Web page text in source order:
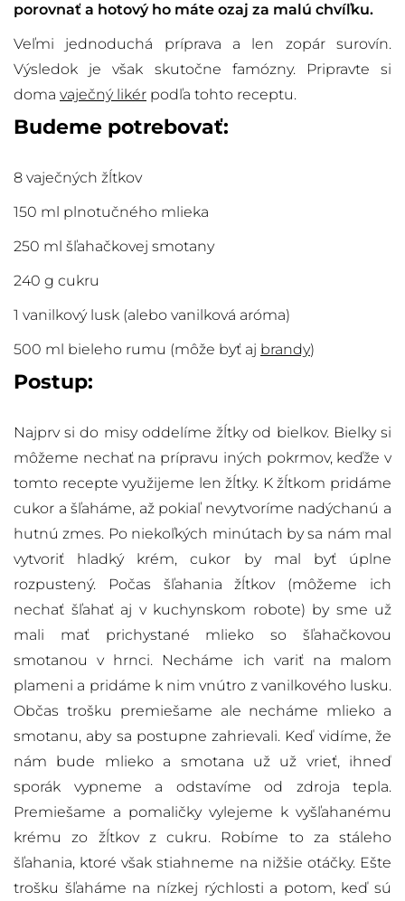
porovnať a hotový ho máte ozaj za malú chvíľku.
Veľmi jednoduchá príprava a len zopár surovín.
Výsledok je však skutočne famózny. Pripravte si
doma vaječný likér podľa tohto receptu.
Budeme potrebovať:
8 vaječných žĺtkov
150 ml plnotučného mlieka
250 ml šľahačkovej smotany
240 g cukru
1 vanilkový lusk (alebo vanilková aróma)
500 ml bieleho rumu (môže byť aj brandy)
Postup:
Najprv si do misy oddelíme žĺtky od bielkov. Bielky si
môžeme nechať na prípravu iných pokrmov, keďže v
tomto recepte využijeme len žĺtky. K žĺtkom pridáme
cukor a šľaháme, až pokiaľ nevytvoríme nadýchanú a
hutnú zmes. Po niekoľkých minútach by sa nám mal
vytvoriť hladký krém, cukor by mal byť úplne
rozpustený. Počas šľahania žĺtkov (môžeme ich
nechať šľahať aj v kuchynskom robote) by sme už
mali mať prichystané mlieko so šľahačkovou
smotanou v hrnci. Necháme ich variť na malom
plameni a pridáme k nim vnútro z vanilkového lusku.
Občas trošku premiešame ale necháme mlieko a
smotanu, aby sa postupne zahrievali. Keď vidíme, že
nám bude mlieko a smotana už už vrieť, ihneď
sporák vypneme a odstavíme od zdroja tepla.
Premiešame a pomaličky vylejeme k vyšľahanému
krému zo žĺtkov z cukru. Robíme to za stáleho
šľahania, ktoré však stiahneme na nižšie otáčky. Ešte
trošku šľaháme na nízkej rýchlosti a potom, keď sú